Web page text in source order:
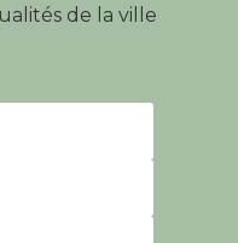
de la ville